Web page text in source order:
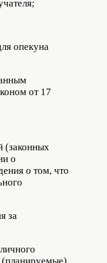
опекуна
от 17
(законных
о
о том, что
за